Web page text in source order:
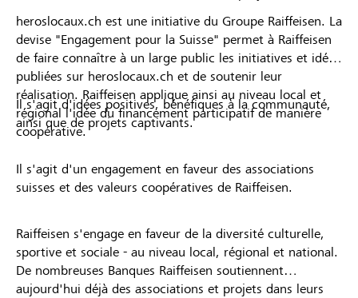
heroslocaux.ch est une initiative du Groupe Raiffeisen. La
devise "Engagement pour la Suisse" permet à Raiffeisen
de faire connaître à un large public les initiatives et idées
publiées sur heroslocaux.ch et de soutenir leur
réalisation. Raiffeisen applique ainsi au niveau local et
régional l'idée du financement participatif de manière
coopérative.
Il s'agit d'idées positives, bénéfiques à la communauté,
ainsi que de projets captivants.
Il s'agit d'un engagement en faveur des associations
suisses et des valeurs coopératives de Raiffeisen.
Raiffeisen s'engage en faveur de la diversité culturelle,
sportive et sociale - au niveau local, régional et national.
De nombreuses Banques Raiffeisen soutiennent
aujourd'hui déjà des associations et projets dans leurs